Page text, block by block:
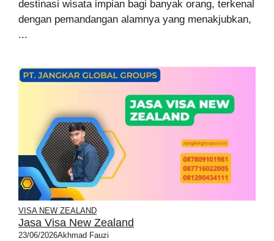
destinasi wisata impian bagi banyak orang, terkenal
dengan pemandangan alamnya yang menakjubkan,
...
VISA NEW ZEALAND
Jasa Visa New Zealand
23/06/2026Akhmad Fauzi